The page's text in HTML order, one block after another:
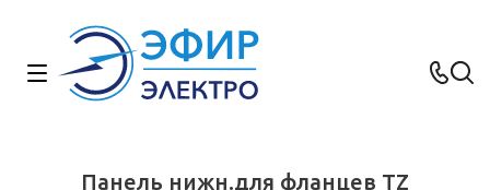
Панель нижн.для фланцев TZ